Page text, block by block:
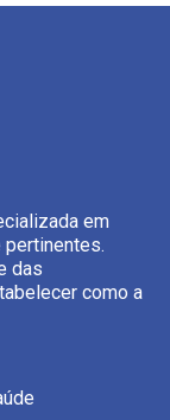
em
das
como a